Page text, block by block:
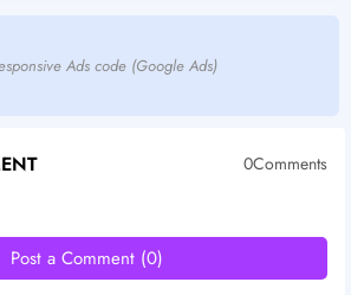
Ads code (Google Ads)
0Comments
Post a Comment (0)